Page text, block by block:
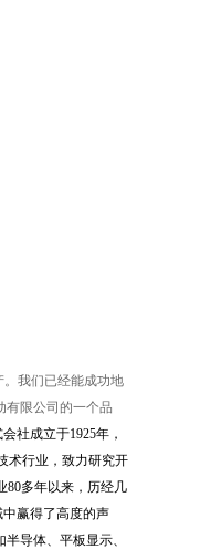
。我们已经能成功地
有限公司的一个品
社成立于1925年，
术行业，致力研究开
80多年以来，历经几
赢得了高度的声
导体、平板显示、